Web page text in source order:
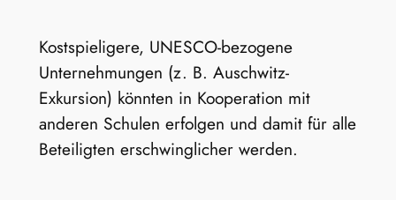
Kostspieligere, UNESCO-bezogene
Unternehmungen (z. B. Auschwitz-
Exkursion) könnten in Kooperation mit
anderen Schulen erfolgen und damit für alle
Beteiligten erschwinglicher werden.